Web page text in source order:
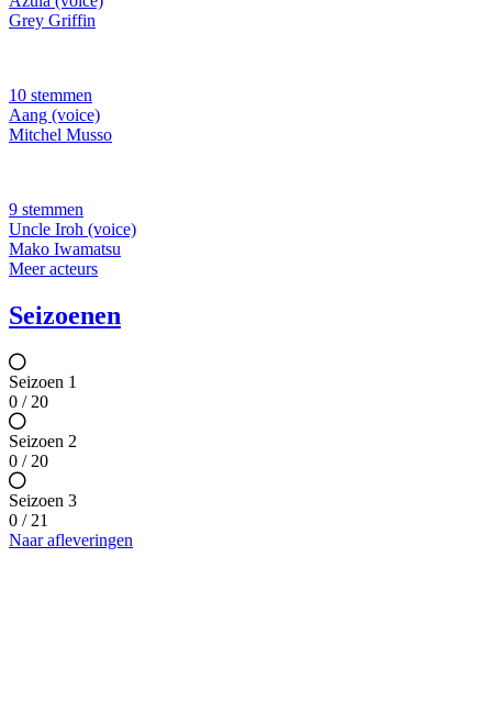
Grey Griffin
10 stemmen
Aang (voice)
Mitchel Musso
9 stemmen
Uncle Iroh (voice)
Mako Iwamatsu
Meer acteurs
Seizoenen
Seizoen 1
0 / 20
Seizoen 2
0 / 20
Seizoen 3
0 / 21
Naar afleveringen